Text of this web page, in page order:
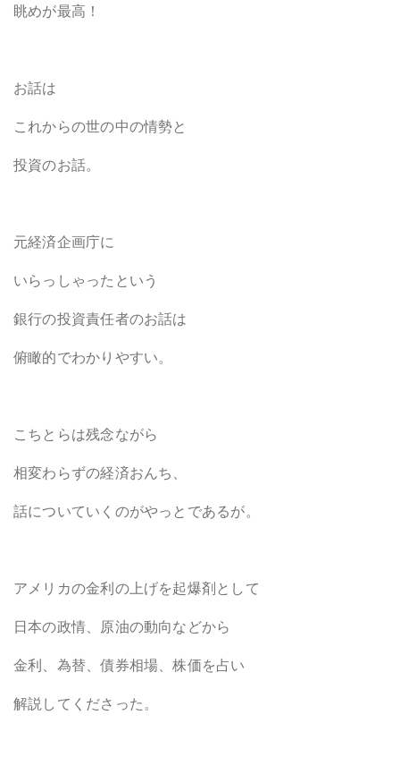
眺めが最高！
お話は
これからの世の中の情勢と
投資のお話。
元経済企画庁に
いらっしゃったという
銀行の投資責任者のお話は
俯瞰的でわかりやすい。
こちとらは残念ながら
相変わらずの経済おんち、
話についていくのがやっとであるが。
アメリカの金利の上げを起爆剤として
日本の政情、原油の動向などから
金利、為替、債券相場、株価を占い
解説してくださった。